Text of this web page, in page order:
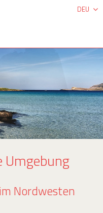
DEU
ENG
Umgebung
Nordwesten